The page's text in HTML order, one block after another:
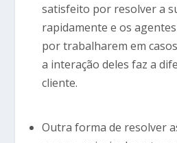
satisfeito por resolver a
rapidamente e os
por trabalharem em
a interação deles faz a
cliente.
Outra forma de resolver